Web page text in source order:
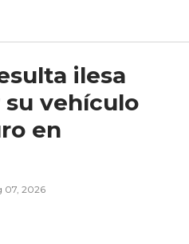
ilesa
vehículo
en
07, 2026